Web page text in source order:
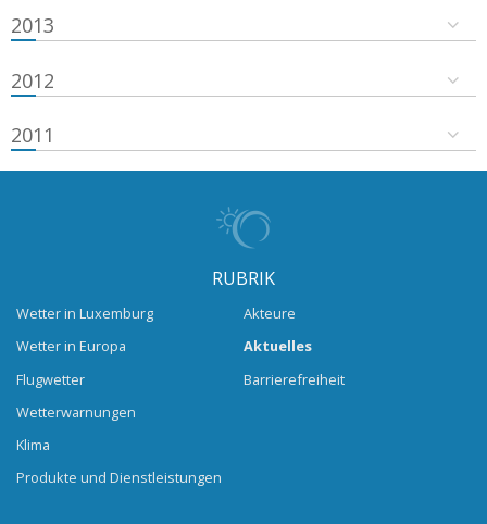
2013
2012
2011
RUBRIK
Wetter in Luxemburg
Wetter in Europa
Flugwetter
Wetterwarnungen
Klima
Produkte und Dienstleistungen
Akteure
Aktuelles
Barrierefreiheit